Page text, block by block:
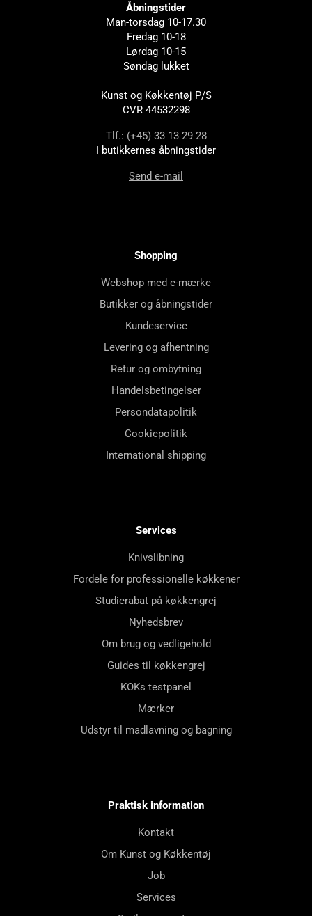
Åbningstider
Man-torsdag 10-17.30
Fredag 10-18
Lørdag 10-15
Søndag lukket
Kunst og Køkkentøj P/S
CVR 44532298
Tlf.: (+45) 33 13 29 28
I butikkernes åbningstider
Send e-mail
Shopping
Webshop med e-mærke
Butikker og åbningstider
Kundeservice
Levering og afhentning
Retur og ombytning
Handelsbetingelser
Persondatapolitik
Cookiepolitik
International shipping
Services
Knivslibning
Fordele for professionelle køkkener
Studierabat på køkkengrej
Nyhedsbrev
Om brug og vedligehold
Guides til køkkengrej
KOKs testpanel
Mærker
Udstyr til madlavning og bagning
Praktisk information
Kontakt
Om Kunst og Køkkentøj
Job
Services